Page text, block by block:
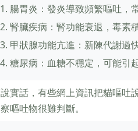
腸胃炎：發炎導致頻繁嘔吐，
腎臟疾病：腎功能衰退，毒素
甲狀腺功能亢進：新陳代謝過
糖尿病：血糖不穩定，可能引
說實話，有些網上資訊把貓嘔吐
察嘔吐物很難判斷。